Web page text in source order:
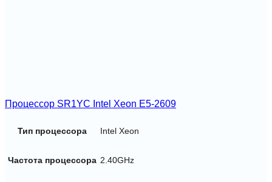
Процессор SR1YC Intel Xeon E5-2609
Тип процессора Intel Xeon
Частота процессора 2.40GHz